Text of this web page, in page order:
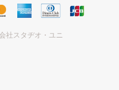
社スタヂオ・ユニ